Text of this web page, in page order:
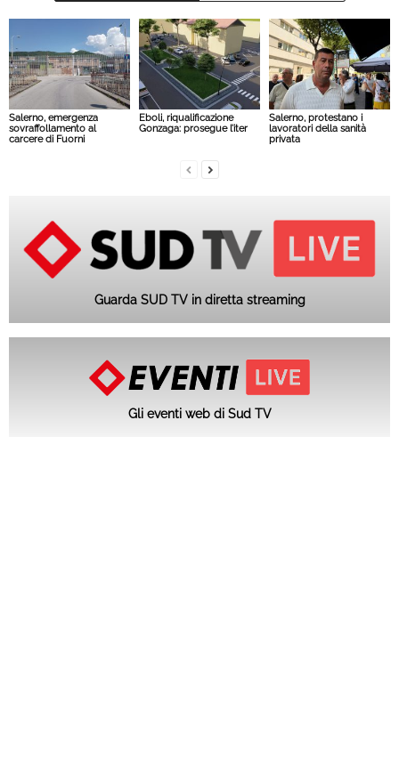
Salerno, emergenza
sovraffollamento al
carcere di Fuorni
Eboli, riqualificazione
Gonzaga: prosegue l’iter
Salerno, protestano i
lavoratori della sanità
privata
Guarda SUD TV in diretta streaming
Gli eventi web di Sud TV